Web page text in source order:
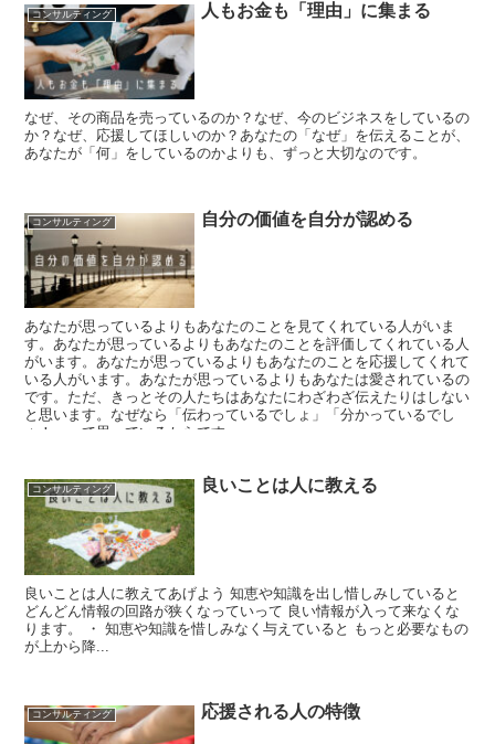
コンサルティング 人もお金も「理由」に集まる
なぜ、その商品を売っているのか？なぜ、今のビジネスをしているの
か？なぜ、応援してほしいのか？あなたの「なぜ」を伝えることが、
あなたが「何」をしているのかよりも、ずっと大切なのです。
コンサルティング 自分の価値を自分が認める
あなたが思っているよりもあなたのことを見てくれている人がいま
す。あなたが思っているよりもあなたのことを評価してくれている人
がいます。あなたが思っているよりもあなたのことを応援してくれて
いる人がいます。あなたが思っているよりもあなたは愛されているの
です。ただ、きっとその人たちはあなたにわざわざ伝えたりはしない
と思います。なぜなら「伝わっているでしょ」「分かっているでし
ょ！」って思っているからです。
コンサルティング 良いことは人に教える
良いことは人に教えてあげよう 知恵や知識を出し惜しみしていると
どんどん情報の回路が狭くなっていって 良い情報が入って来なくな
ります。 ・ 知恵や知識を惜しみなく与えていると もっと必要なもの
が上から降...
コンサルティング 応援される人の特徴